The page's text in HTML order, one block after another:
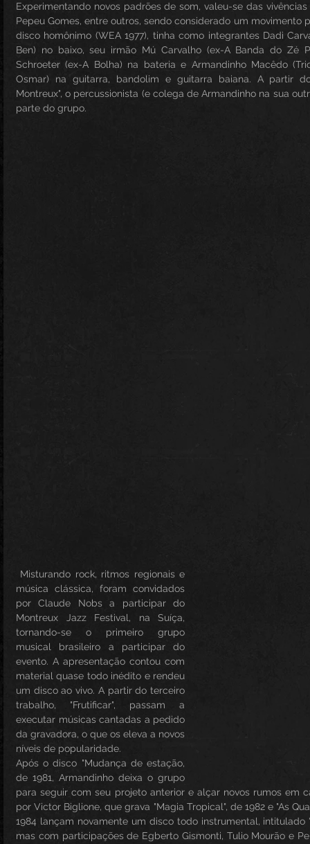
Experimentando novos padrões de som, valeu-se das
Pepeu Gomes, entre outros, sendo considerado um movimento
disco homônimo (WEA 1977), tinha como integrantes Dadi
Ben) no baixo, seu irmão Mú Carvalho (ex-A Banda do Zé
Schroeter (ex-A Bolha) na bateria e Armandinho Macêdo
Osmar) na guitarra, bandolim e guitarra baiana. A partir
Montreux", o percussionista (e colega de Armandinho na sua
parte do grupo.
música clássica, foram convidados
por Claude Nobs a participar do
Montreux Jazz Festival, na Suíça,
tornando-se o primeiro grupo
musical brasileiro a participar do
evento. A apresentação contou com
material quase todo inédito e rendeu
um disco ao vivo. A partir do terceiro
trabalho, "Frutificar", passam a
executar músicas cantadas a pedido
da gravadora, o que os eleva a novos
níveis de popularidade.
Após o disco "Mudança de estação,
de 1981, Armandinho deixa o grupo
para seguir com seu projeto anterior e alçar novos rumos em
por Victor Biglione, que grava "Magia Tropical", de 1982 e "As
1984 lançam novamente um disco todo instrumental, intitulado
mas com participações de Egberto Gismonti, Tulio Mourão e